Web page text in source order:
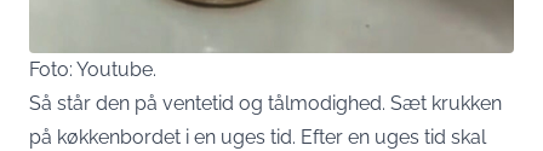
Foto: Youtube.
Så står den på ventetid og tålmodighed. Sæt krukken
på køkkenbordet i en uges tid. Efter en uges tid skal